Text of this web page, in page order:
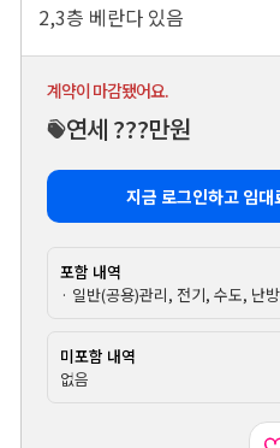
2,3층 베란다 있음
계약이 마감됐어요.
연세 ???만원
지금 로그인하고 임
포함 내역
· 일반(공용)관리, 전기, 수도, 난
미포함 내역
없음